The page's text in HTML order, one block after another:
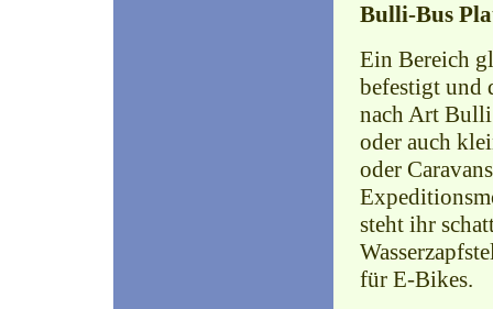
Bulli-Bus
Ein Bereich
befestigt und
nach Art
oder auch
oder
steht ihr
für E-Bikes.